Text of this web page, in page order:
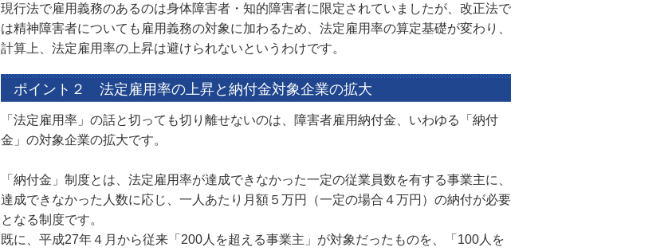
現行法で雇用義務のあるのは身体障害者・知的障害者に限定されていましたが、改正法で
は精神障害者についても雇用義務の対象に加わるため、法定雇用率の算定基礎が変わり、
計算上、法定雇用率の上昇は避けられないというわけです。
ポイント２ 法定雇用率の上昇と納付金対象企業の拡大
「法定雇用率」の話と切っても切り離せないのは、障害者雇用納付金、いわゆる「納付
金」の対象企業の拡大です。
「納付金」制度とは、法定雇用率が達成できなかった一定の従業員数を有する事業主に、
達成できなかった人数に応じ、一人あたり月額５万円（一定の場合４万円）の納付が必要
となる制度です。
既に、平成27年４月から従来「200人を超える事業主」が対象だったものを、「100人を